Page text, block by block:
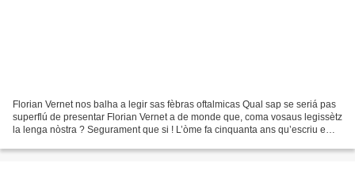
Florian Vernet nos balha a legir sas fèbras oftalmicas Qual sap se seriá pas
superflú de presentar Florian Vernet a de monde que, coma vosaus legissètz
la lenga nòstra ? Segurament que si ! L’òme fa cinquanta ans qu’escriu e